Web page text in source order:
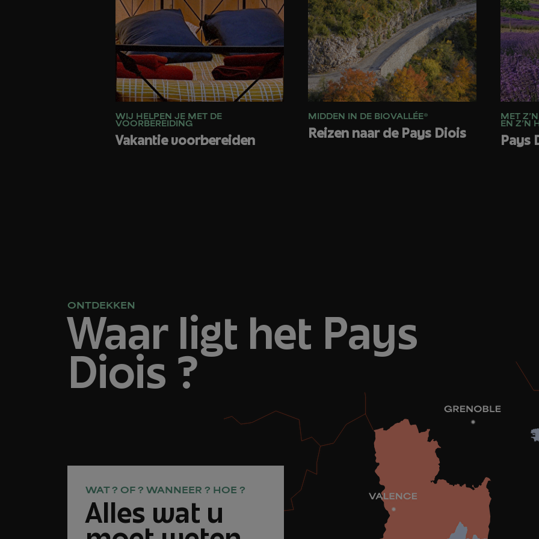
WIJ HELPEN JE MET DE
VOORBEREIDING
Vakantie voorbereiden
MIDDEN IN DE BIOVALLÉE®
Reizen naar de Pays Diois
MET
EN Z’N
Pays
ONTDEKKEN
Waar ligt het Pays
Diois ?
WAT ? OF ? WANNEER ? HOE ?
Alles wat u